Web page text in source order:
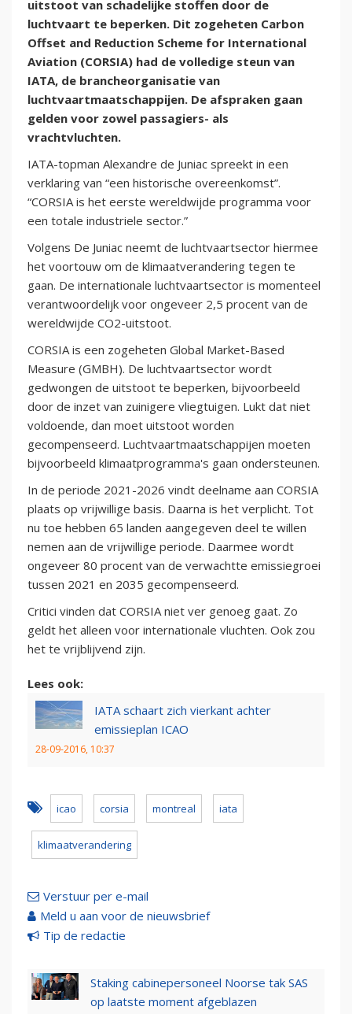
uitstoot van schadelijke stoffen door de
luchtvaart te beperken. Dit zogeheten Carbon
Offset and Reduction Scheme for International
Aviation (CORSIA) had de volledige steun van
IATA, de brancheorganisatie van
luchtvaartmaatschappijen. De afspraken gaan
gelden voor zowel passagiers- als
vrachtvluchten.
IATA-topman Alexandre de Juniac spreekt in een
verklaring van “een historische overeenkomst”.
“CORSIA is het eerste wereldwijde programma voor
een totale industriele sector.”
Volgens De Juniac neemt de luchtvaartsector hiermee
het voortouw om de klimaatverandering tegen te
gaan. De internationale luchtvaartsector is momenteel
verantwoordelijk voor ongeveer 2,5 procent van de
wereldwijde CO2-uitstoot.
CORSIA is een zogeheten Global Market-Based
Measure (GMBH). De luchtvaartsector wordt
gedwongen de uitstoot te beperken, bijvoorbeeld
door de inzet van zuinigere vliegtuigen. Lukt dat niet
voldoende, dan moet uitstoot worden
gecompenseerd. Luchtvaartmaatschappijen moeten
bijvoorbeeld klimaatprogramma's gaan ondersteunen.
In de periode 2021-2026 vindt deelname aan CORSIA
plaats op vrijwillige basis. Daarna is het verplicht. Tot
nu toe hebben 65 landen aangegeven deel te willen
nemen aan de vrijwillige periode. Daarmee wordt
ongeveer 80 procent van de verwachtte emissiegroei
tussen 2021 en 2035 gecompenseerd.
Critici vinden dat CORSIA niet ver genoeg gaat. Zo
geldt het alleen voor internationale vluchten. Ook zou
het te vrijblijvend zijn.
Lees ook:
IATA schaart zich vierkant achter
emissieplan ICAO
28-09-2016, 10:37
icao corsia montreal iata
klimaatverandering
Verstuur per e-mail
Meld u aan voor de nieuwsbrief
Tip de redactie
Staking cabinepersoneel Noorse tak SAS
op laatste moment afgeblazen